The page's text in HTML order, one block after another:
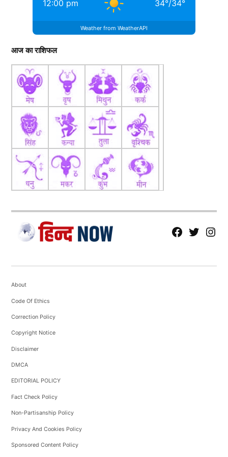
12:00 pm 34°/34°
Weather from WeatherAPI
आज का राशिफल
fb Tw tw
About
Code Of Ethics
Correction Policy
Copyright Notice
Disclaimer
DMCA
EDITORIAL POLICY
Fact Check Policy
Non-Partisanship Policy
Privacy And Cookies Policy
Sponsored Content Policy